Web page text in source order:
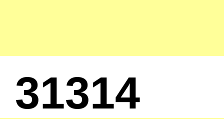
31314